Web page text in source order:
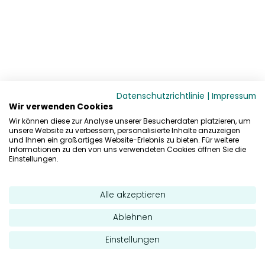
Datenschutzrichtlinie | Impressum
Wir verwenden Cookies
Wir können diese zur Analyse unserer Besucherdaten platzieren, um
unsere Website zu verbessern, personalisierte Inhalte anzuzeigen
und Ihnen ein großartiges Website-Erlebnis zu bieten. Für weitere
Informationen zu den von uns verwendeten Cookies öffnen Sie die
Einstellungen.
Alle akzeptieren
Ablehnen
Einstellungen